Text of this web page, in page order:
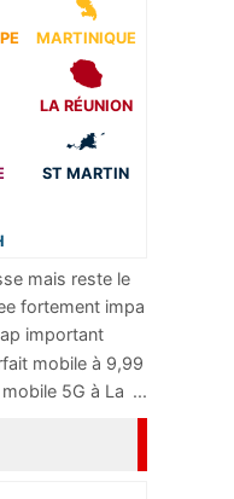
MARTINIQUE
LA RÉUNION
ST MARTIN
mais reste le
...
fortement impa
important
...
mobile à 9,99
5G à La ...